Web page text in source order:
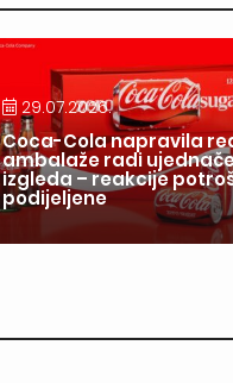
29.07.2026.
Coca-Cola napravila
ambalaže radi
izgleda – reakcije
podijeljene